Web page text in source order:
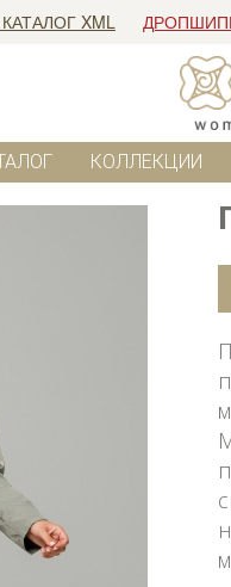
XML
КОЛЛЕКЦИИ